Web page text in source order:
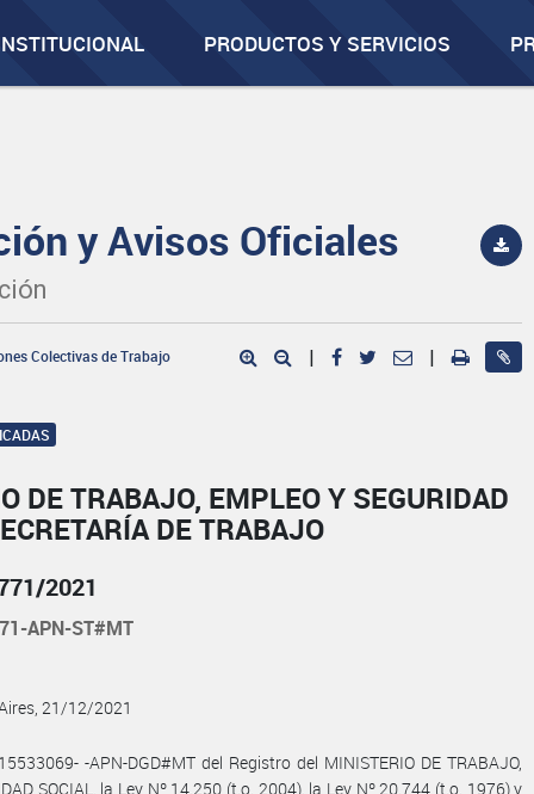
PRODUCTOS Y SERVICIOS
y Avisos Oficiales
Colectivas de Trabajo
| |
DE TRABAJO, EMPLEO Y SEGURIDAD
DE TRABAJO
2021
APN-ST#MT
21/12/2021
-APN-DGD#MT del Registro del MINISTERIO DE TRABAJO,
SOCIAL, la Ley Nº 14.250 (t.o. 2004), la Ley Nº 20.744 (t.o. 1976) y